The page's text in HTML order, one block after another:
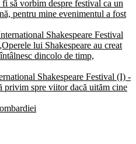
să vorbim despre festival ca un
pentru mine evenimentul a fost
Shakespeare Festival
lui Shakespeare au creat
dincolo de timp,
Shakespeare Festival (I) -
privim spre viitor dacă uităm cine